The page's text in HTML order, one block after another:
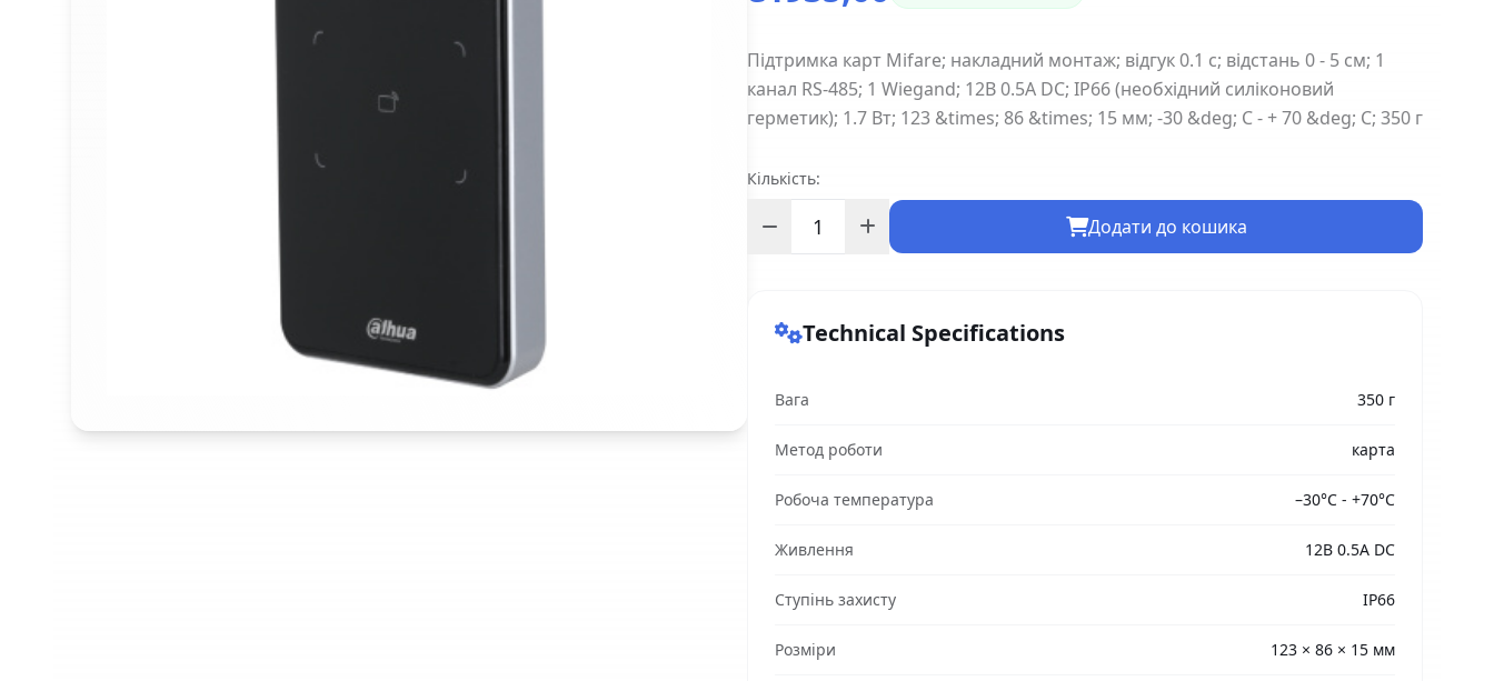
Підтримка карт Mifare; накладний монтаж; відгук 0.1 с; відстань 0 - 5 см; 1
канал RS-485; 1 Wiegand; 12В 0.5A DC; IP66 (необхідний силіконовий
герметик); 1.7 Вт; 123 &times; 86 &times; 15 мм; -30 &deg; C - + 70 &deg; C; 350 г
Кількість:
Додати до кошика
Technical Specifications
Вага 350 г
Метод роботи карта
Робоча температура –30°C - +70°C
Живлення 12В 0.5A DC
Ступінь захисту IP66
Розміри 123 × 86 × 15 мм